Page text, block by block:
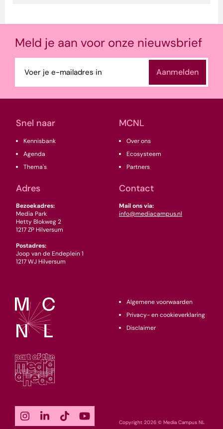
Snel naar
Kennisbank
Agenda
Thema's
MCNL
Over ons
Ecosysteem
Partners
Adres
Bezoekadres:
Media Park
Hetty Blokweg 2
1217 ZP Hilversum
Postadres:
Joop van de Endeplein 1
1217 WJ Hilversum
Contact
Mail ons via:
info@mediacampus.nl
Meld je aan voor onze nieuwsbrief
mailadres
(Vereist)
Copyright 2026 © Media Campus NL
Algemene voorwaarden
Privacy- en cookieverklaring
Disclaimer